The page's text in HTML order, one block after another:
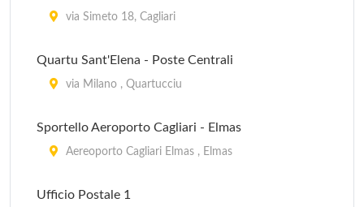
via Simeto 18, Cagliari
Quartu Sant'Elena - Poste Centrali
via Milano , Quartucciu
Sportello Aeroporto Cagliari - Elmas
Aereoporto Cagliari Elmas , Elmas
Ufficio Postale 1